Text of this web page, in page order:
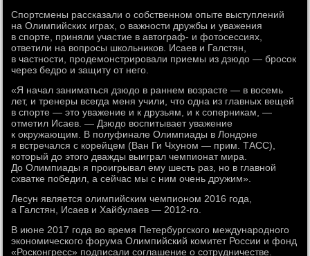
Спортсмены рассказали о собственном опыте выступлений
на Олимпийских играх, о важности дружбы и уважения
в спорте, приняли участие в автограф- и фотосессиях,
ответили на вопросы школьников. Исаев и Галстян,
в частности, продемонстрировали приемы из дзюдо — бросок
через бедро и защиту от него.
«Я начал заниматься дзюдо в раннем возрасте — в восемь
лет, и тренеры всегда меня учили, что одна из главных вещей
в спорте — это уважение и к друзьям, и к соперникам, —
отметил Исаев. — Дзюдо воспитывает уважение
к окружающим. В полуфинале Олимпиады в Лондоне
я встречался с корейцем (Ван Ги Чхуном — прим. ТАСС),
который до этого дважды выиграл чемпионат мира.
До Олимпиады я проигрывал ему шесть раз, но в главной
схватке победил, а сейчас мы с ним очень дружим».
Лесун является олимпийским чемпионом 2016 года,
а Галстян, Исаев и Хайбулаев — 2012-го.
В июне 2017 года во время Петербургского международного
экономического форума Олимпийский комитет России и фонд
«Росконгресс» подписали соглашение о сотрудничестве.